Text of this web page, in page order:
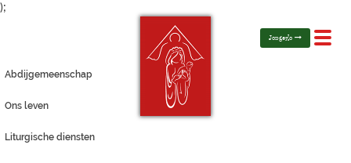
);
Toggle
Jongerlo
Abdijgemeenschap
Ons leven
Liturgische diensten